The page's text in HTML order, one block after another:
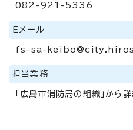
082-921-5336
Eメール
fs-sa-
担当業務
「広島市消防局の組織」から